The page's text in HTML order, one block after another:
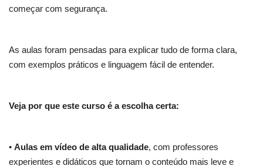
começar com segurança.
As aulas foram pensadas para explicar tudo de forma clara,
com exemplos práticos e linguagem fácil de entender.
Veja por que este curso é a escolha certa:
• Aulas em vídeo de alta qualidade, com professores
experientes e didáticos que tornam o conteúdo mais leve e